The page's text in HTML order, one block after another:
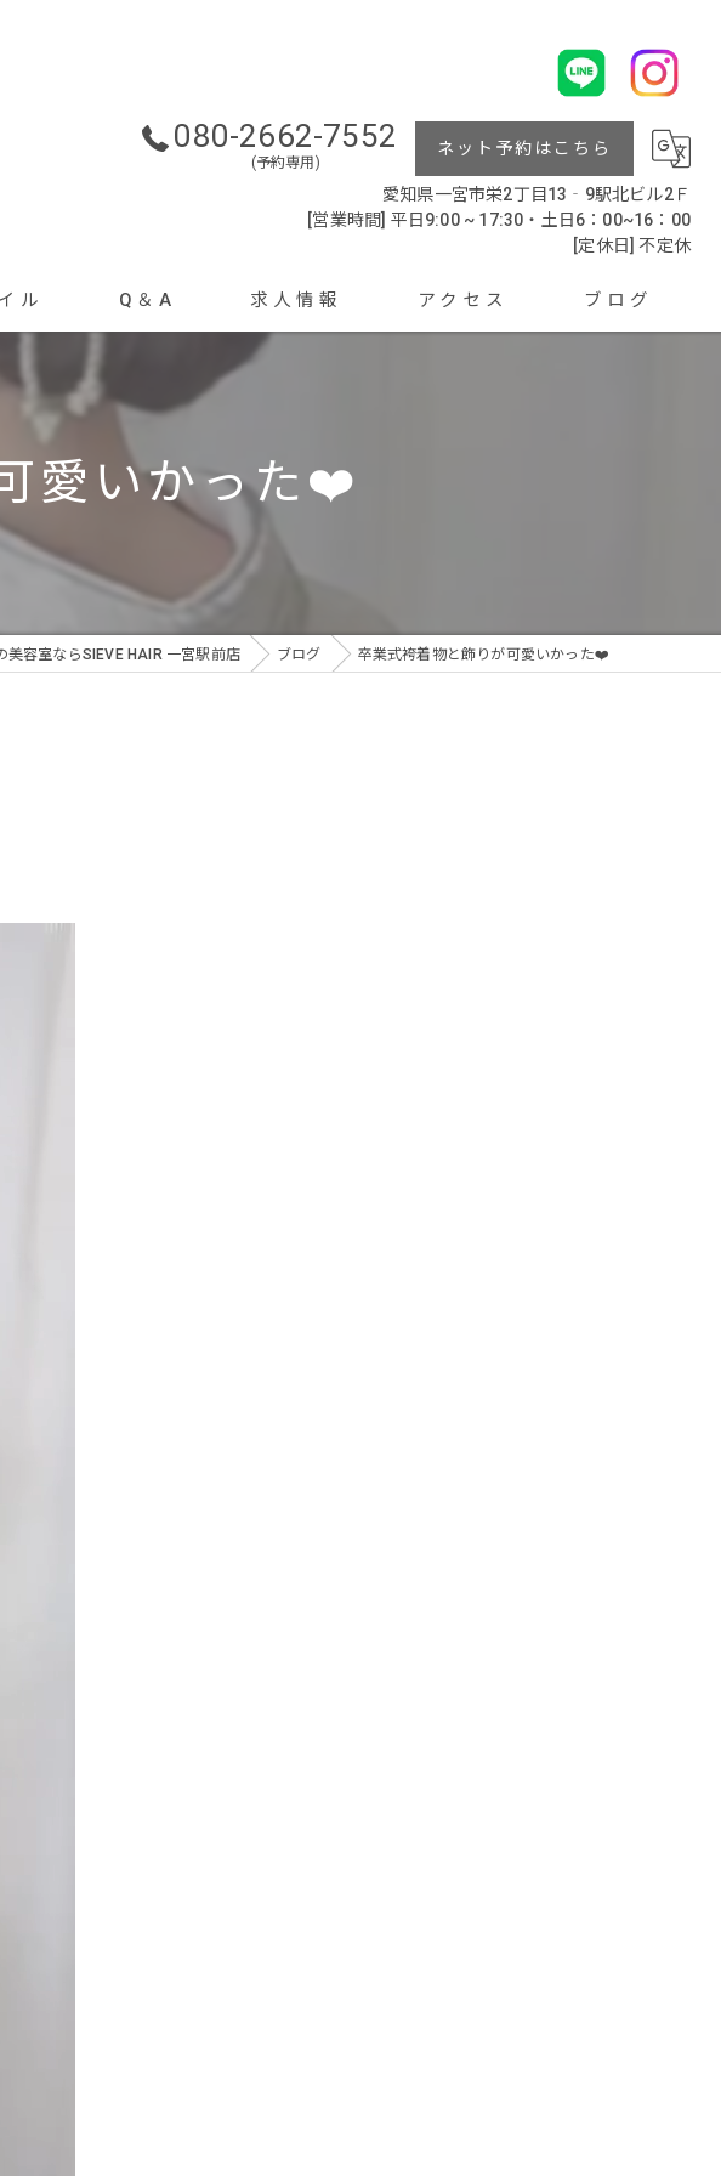
080-2662-7552
(予約専用)
ネット予約はこちら
愛知県一宮市栄2丁目13‐9駅北ビル2Ｆ
[営業時間] 平日9:00 ~ 17:30・土日6：00~16：00
[定休日] 不定休
ル Q＆A 求人情報 アクセス ブログ
愛いかった❤️
美容室ならSIEVE HAIR 一宮駅前店 ブログ 卒業式袴着物と飾りが可愛いかった❤️